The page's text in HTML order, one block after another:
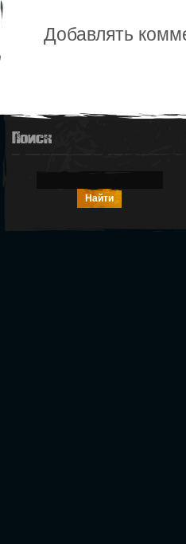
Добавлять
Поиск